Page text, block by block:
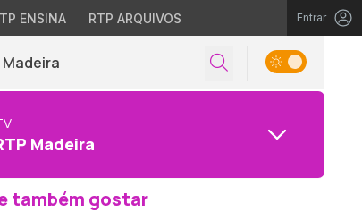
ENSINA RTP ARQUIVOS Entrar
Madeira
Madeira
também gostar